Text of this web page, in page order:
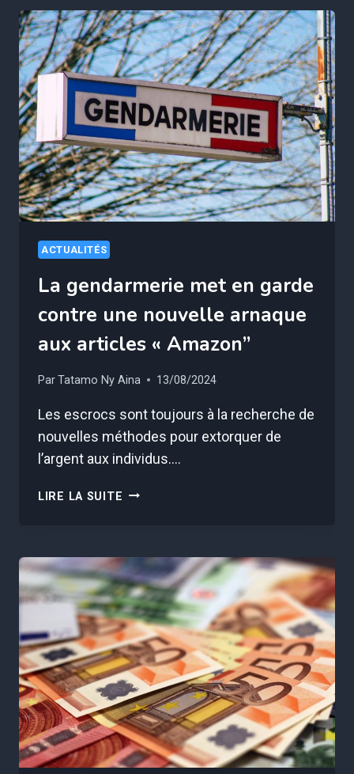
RETRAITÉS
OUBLIENT
DE
VIDER
CE
COMPTE
ET
PERDENT
JUSQU’À
5000€
ACTUALITÉS
La gendarmerie met en garde
contre une nouvelle arnaque
aux articles « Amazon”
ParTatamo Ny Aina 13/08/2024
Les escrocs sont toujours à la recherche de
nouvelles méthodes pour extorquer de
l’argent aux individus….
LIRE LA SUITE LA
GARDE
CONTRE
UNE
NOUVELLE
ARNAQUE
AUX
ARTICLES
« AMAZON”